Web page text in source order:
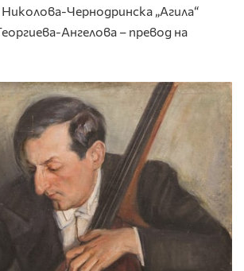
Чернодринска „Агила“
Ангелова – превод на